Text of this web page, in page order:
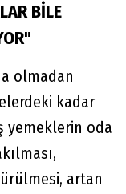
BİLE
olmadan
kadar
yemeklerin oda
artan